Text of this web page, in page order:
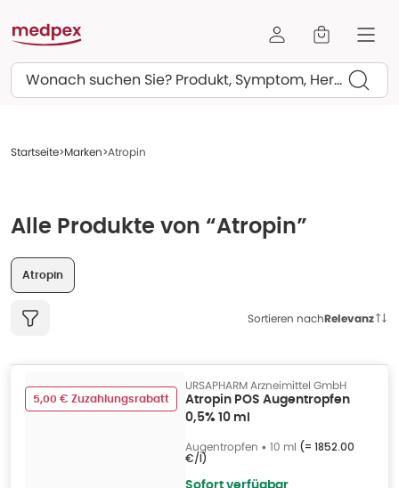
Suchen
Startseite Marken Atropin
Alle Produkte von “Atropin”
Atropin
Sortieren nachRelevanz
5,00 € Zuzahlungsrabatt
URSAPHARM Arzneimittel GmbH
Atropin POS Augentropfen
0,5% 10 ml
Augentropfen • 10 ml (= 1852.00
€/l)
Sofort verfügbar